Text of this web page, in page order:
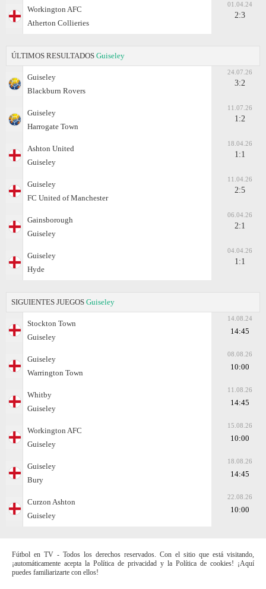
Workington AFC
Atherton Collieries
01.04.24
2:3
ÚLTIMOS RESULTADOS Guiseley
Guiseley
Blackburn Rovers
24.07.26
3:2
Guiseley
Harrogate Town
11.07.26
1:2
Ashton United
Guiseley
18.04.26
1:1
Guiseley
FC United of Manchester
11.04.26
2:5
Gainsborough
Guiseley
06.04.26
2:1
Guiseley
Hyde
04.04.26
1:1
SIGUIENTES JUEGOS Guiseley
Stockton Town
Guiseley
14.08.24
14:45
Guiseley
Warrington Town
08.08.26
10:00
Whitby
Guiseley
11.08.26
14:45
Workington AFC
Guiseley
15.08.26
10:00
Guiseley
Bury
18.08.26
14:45
Curzon Ashton
Guiseley
22.08.26
10:00
Fútbol en TV - Todos los derechos reservados. Con el sitio que está visitando,
¡automáticamente acepta la Política de privacidad y la Política de cookies! ¡Aquí
puedes familiarizarte con ellos!